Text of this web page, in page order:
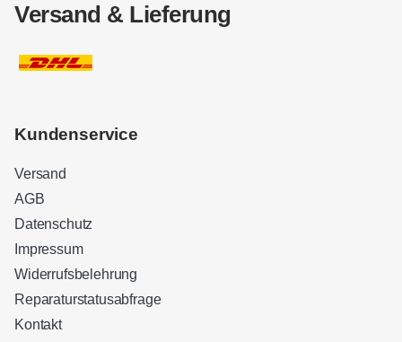
Versand & Lieferung
Kundenservice
Versand
AGB
Datenschutz
Impressum
Widerrufsbelehrung
Reparaturstatusabfrage
Kontakt